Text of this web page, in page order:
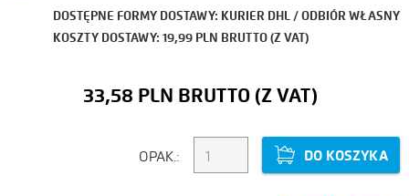
DOSTĘPNE FORMY DOSTAWY: KURIER DHL / ODBIÓR WŁASNY
KOSZTY DOSTAWY: 19,99 PLN BRUTTO (Z VAT)
33,58 PLN
OPAK.: DO KOSZYKA